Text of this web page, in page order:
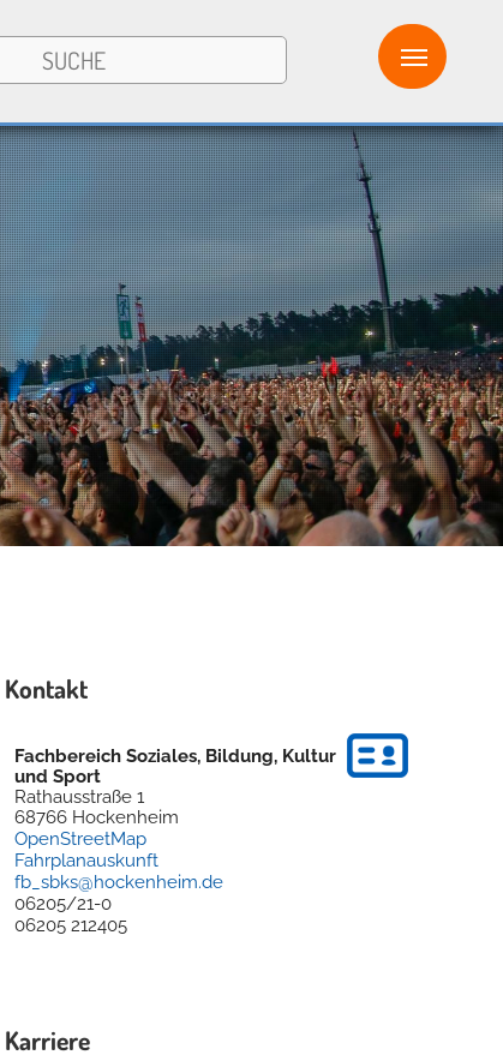
Kontakt
Fachbereich Soziales, Bildung, Kultur
und Sport
Rathausstraße 1
68766 Hockenheim
OpenStreetMap
Fahrplanauskunft
fb_sbks@hockenheim.de
06205/21-0
06205 212405
Karriere